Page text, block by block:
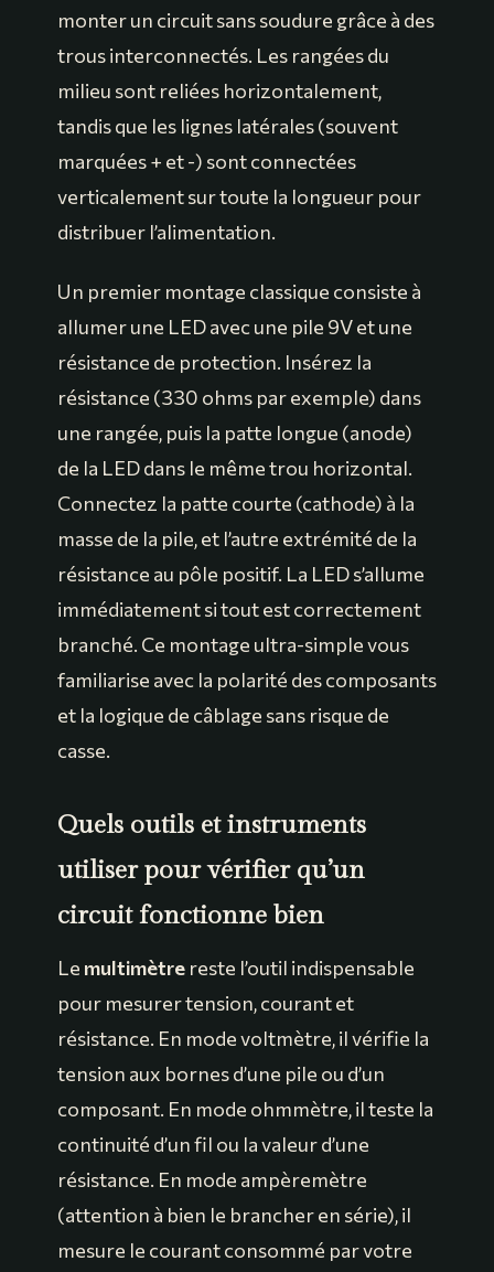
monter un circuit sans soudure grâce à des
trous interconnectés. Les rangées du
milieu sont reliées horizontalement,
tandis que les lignes latérales (souvent
marquées + et -) sont connectées
verticalement sur toute la longueur pour
distribuer l’alimentation.
Un premier montage classique consiste à
allumer une LED avec une pile 9V et une
résistance de protection. Insérez la
résistance (330 ohms par exemple) dans
une rangée, puis la patte longue (anode)
de la LED dans le même trou horizontal.
Connectez la patte courte (cathode) à la
masse de la pile, et l’autre extrémité de la
résistance au pôle positif. La LED s’allume
immédiatement si tout est correctement
branché. Ce montage ultra-simple vous
familiarise avec la polarité des composants
et la logique de câblage sans risque de
casse.
Quels outils et instruments
utiliser pour vérifier qu’un
circuit fonctionne bien
Le multimètre reste l’outil indispensable
pour mesurer tension, courant et
résistance. En mode voltmètre, il vérifie la
tension aux bornes d’une pile ou d’un
composant. En mode ohmmètre, il teste la
continuité d’un fil ou la valeur d’une
résistance. En mode ampèremètre
(attention à bien le brancher en série), il
mesure le courant consommé par votre